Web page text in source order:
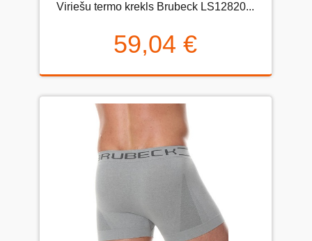
Viriešu termo krekls Brubeck LS12820...
59,04 €